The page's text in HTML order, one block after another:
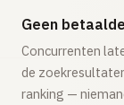
Geen
Concurrenten
de
ranking —